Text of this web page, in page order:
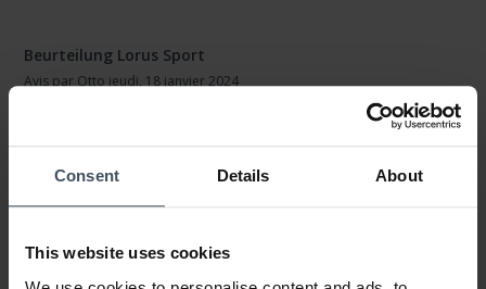
Consent Details About
This website uses cookies
Beurteilung Lorus Sport
Avis par Otto jeudi, 18 janvier 2024